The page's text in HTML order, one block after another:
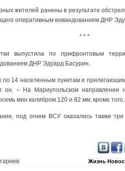
жителей ранены в результате
оперативным командованием ДНР
* * *
выпустила по прифронтовым
ДНР Эдуард Басурин.
по 14 населенным пунктам и
– На Мариупольском направлении
мин калибром 120 и 82 мм, кроме
под огнем ВСУ оказались также
Жизнь